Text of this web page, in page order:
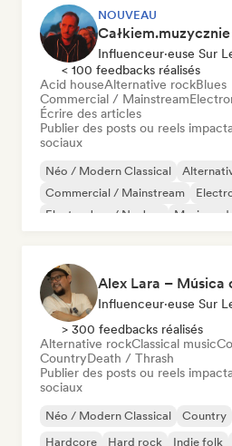
NOUVEAU
Całkiem.muzycznie
Influenceur·euse Sur
< 100 feedbacks réalisés
Acid houseAlternative rockBlues
Commercial / Mainstream
Écrire des articles
Publier des posts ou reels
sociaux
Néo / Modern Classical
Commercial / Mainstream
Electro Jazz / Nu Jazz
Musique
Influenceur·euse Sur
> 300 feedbacks réalisés
Alternative rockClassical music
CountryDeath / Thrash
Publier des posts ou reels
sociaux
Néo / Modern Classical Country
Hardcore
Hard rock Indie folk